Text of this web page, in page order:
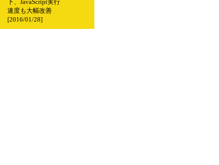
下、JavaScript実行
速度も大幅改善
[2016/01/28]